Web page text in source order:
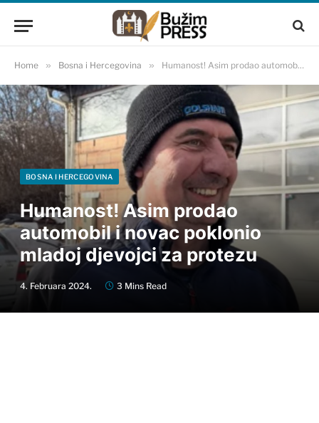
Home » Bosna i Hercegovina » Humanost! Asim prodao automobil i novac poklonio mladoj djevojci za protezu
BOSNA I HERCEGOVINA
Humanost! Asim prodao
automobil i novac poklonio
mladoj djevojci za protezu
4. Februara 2024. 3 Mins Read